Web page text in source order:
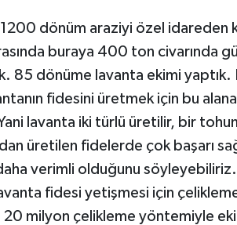
dönüm araziyi özel idareden
buraya 400 ton civarında
85 dönüme lavanta ekimi yaptık.
fidesini üretmek için bu
lavanta iki türlü üretilir, bir
üretilen fidelerde çok başarı
verimli olduğunu söyleyebiliriz.
fidesi yetişmesi için
milyon çelikleme yöntemiyle